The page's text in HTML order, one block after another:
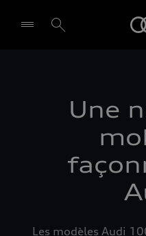
Une
Les modèles Audi